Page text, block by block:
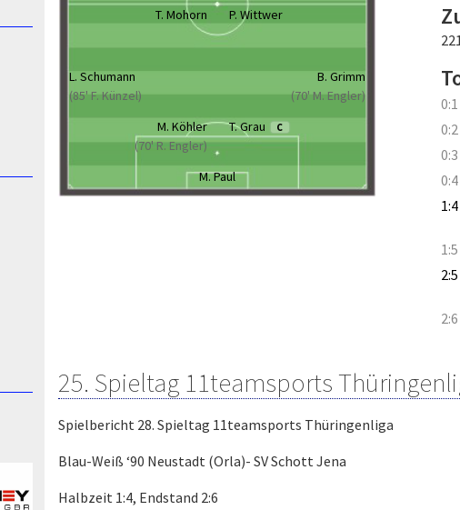
T. Mohorn
P. Wittwer
L. Schumann
(85' F. Künzel)
B. Grimm
(70' M. Engler)
M. Köhler
(70' R. Engler)
T. Grau C
M. Paul
221
25. Spieltag 11teamsports
Spielbericht 28. Spieltag 11teamsports Thüringenliga
Blau-Weiß ‘90 Neustadt (Orla)- SV Schott Jena
Halbzeit 1:4, Endstand 2:6